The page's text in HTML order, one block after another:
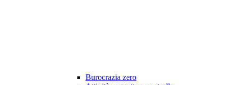
Burocrazia zero